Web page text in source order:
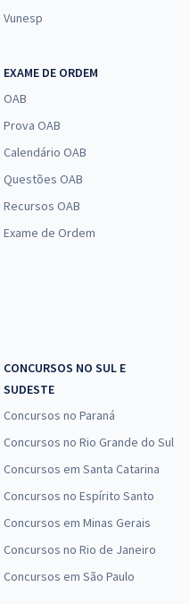
Vunesp
EXAME DE ORDEM
OAB
Prova OAB
Calendário OAB
Questões OAB
Recursos OAB
Exame de Ordem
CONCURSOS NO SUL E
SUDESTE
Concursos no Paraná
Concursos no Rio Grande do Sul
Concursos em Santa Catarina
Concursos no Espírito Santo
Concursos em Minas Gerais
Concursos no Rio de Janeiro
Concursos em São Paulo